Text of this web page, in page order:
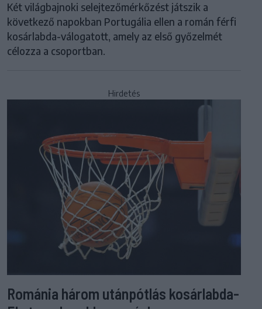
Két világbajnoki selejtezőmérkőzést játszik a
következő napokban Portugália ellen a román férfi
kosárlabda-válogatott, amely az első győzelmét
célozza a csoportban.
Hirdetés
Románia három utánpótlás kosárlabda-